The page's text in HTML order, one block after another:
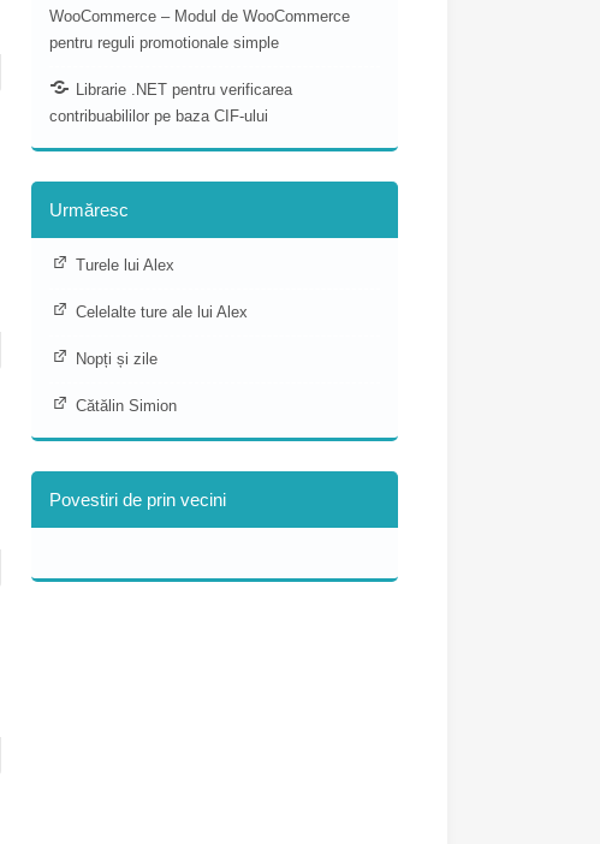
WooCommerce – Modul de WooCommerce
pentru reguli promotionale simple
Librarie .NET pentru verificarea
contribuabililor pe baza CIF-ului
Urmăresc
Turele lui Alex
Celelalte ture ale lui Alex
Nopți și zile
Cătălin Simion
Povestiri de prin vecini